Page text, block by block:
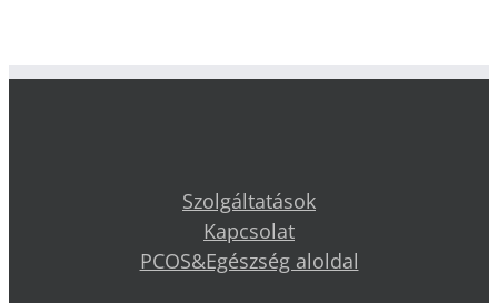
Szolgáltatások
Kapcsolat
PCOS&Egészség aloldal